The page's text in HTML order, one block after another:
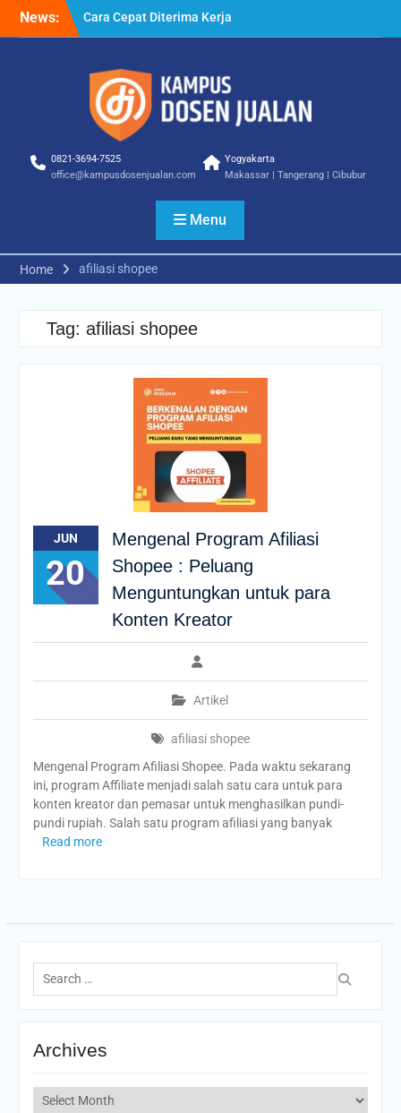
News:
Cara Cepat Diterima Kerja
– Tips Praktis yang Bisa
Cara Biar Dapat Pekerjaan
– Panduan Lengkap untuk
Pencari Kerja
Cara Dapat Pekerjaan –
Memperbesar Peluang
0821-3694-7525
office@kampusdosenjualan.com
Yogyakarta
Makassar | Tangerang | Cibubur
Menu
Home afiliasi shopee
Tag: afiliasi shopee
JUN
20
Mengenal Program Afiliasi
Shopee : Peluang
Menguntungkan untuk para
Konten Kreator
Artikel
afiliasi shopee
Mengenal Program Afiliasi Shopee. Pada waktu sekarang
ini, program Affiliate menjadi salah satu cara untuk para
konten kreator dan pemasar untuk menghasilkan pundi-
pundi rupiah. Salah satu program afiliasi yang banyak
Read more
Search
for:
Archives
Archives